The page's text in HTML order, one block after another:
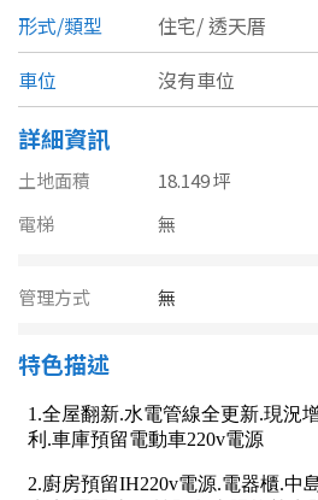
苗栗縣
台中市
嘉義市
台南市
高雄市
農舍 辦公
坪數
20~30 坪
40~50 坪
60~70 坪
80坪以上
形式/類型
住宅/透天厝
車位
沒有車位
詳細資訊
土地面積
18.149 坪
電梯
無
管理方式 無
特色描述